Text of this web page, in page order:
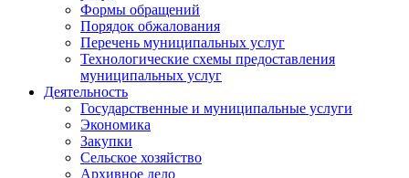
Формы обращений
Порядок обжалования
Перечень муниципальных услуг
Технологические схемы предоставления
муниципальных услуг
Деятельность
Государственные и муниципальные услуги
Экономика
Закупки
Сельское хозяйство
Архивное дело